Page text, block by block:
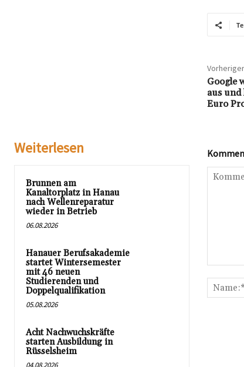
Google
aus
Euro
Weiterlesen
Brunnen am
Kanaltorplatz in Hanau
nach Wellenreparatur
wieder in Betrieb
06.08.2026
Hanauer Berufsakademie
startet Wintersemester
mit 46 neuen
Studierenden und
Doppelqualifikation
05.08.2026
Acht Nachwuchskräfte
starten Ausbildung in
Rüsselsheim
04.08.2026